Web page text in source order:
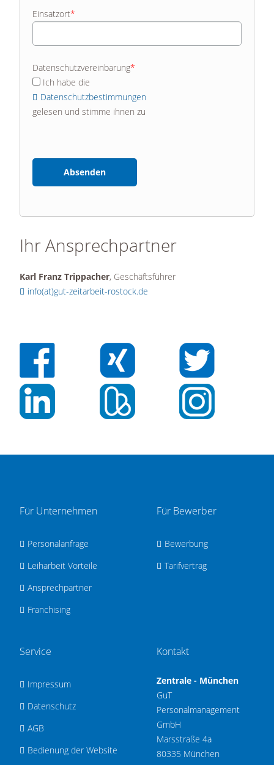
Einsatzort*
Datenschutzvereinbarung*
Ich habe die
Datenschutzbestimmungen
gelesen und stimme ihnen zu
Ihr Ansprechpartner
Karl Franz Trippacher, Geschäftsführer
info(at)gut-zeitarbeit-rostock.de
Für Unternehmen
Personalanfrage
Leiharbeit Vorteile
Ansprechpartner
Franchising
Für Bewerber
Bewerbung
Tarifvertrag
Service
Impressum
Datenschutz
AGB
Bedienung der Website
Kontakt
Zentrale - München
GuT
Personalmanagement
GmbH
Marsstraße 4a
80335 München